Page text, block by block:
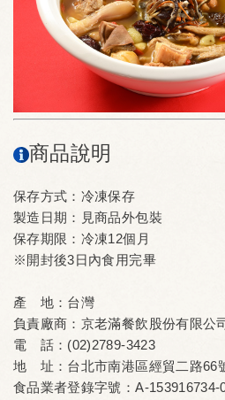
商品說明
保存方式：冷凍保存
製造日期：見商品外包裝
保存期限：冷凍12個月
※開封後3日內食用完畢
產 地：台灣
負責廠商：京老滿餐飲股份有限公司
電 話：(02)2789-3423
地 址：台北市南港區經貿二路66
食品業者登錄字號：A-